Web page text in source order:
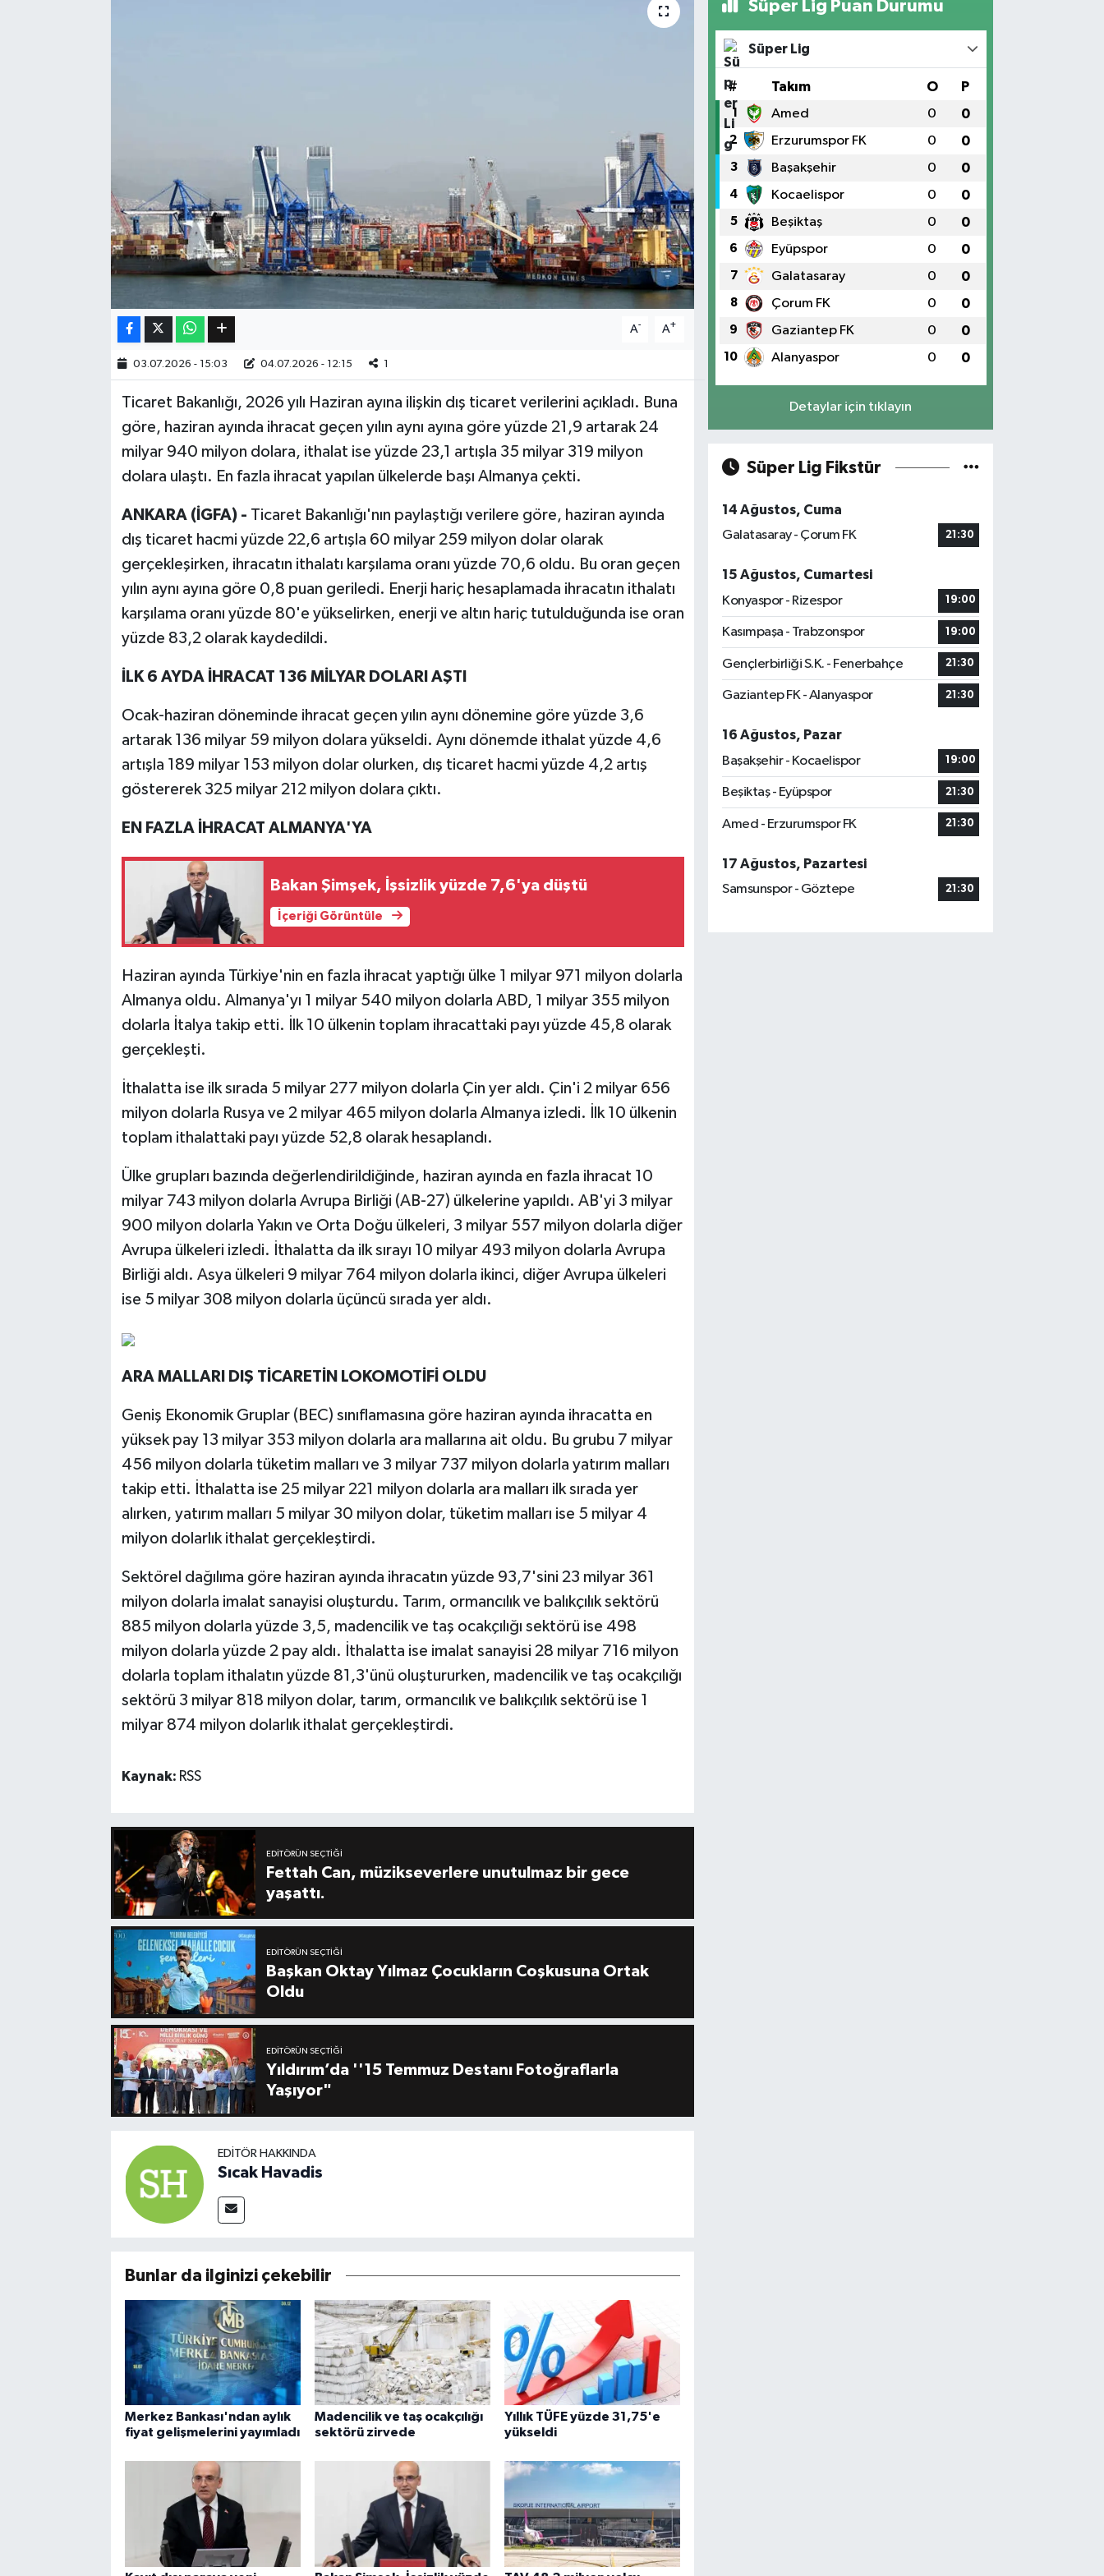
A- A+
03.07.2026 - 15:03 04.07.2026 - 12:15
Ticaret Bakanlığı, 2026 yılı Haziran ayına ilişkin dış ticaret verilerini açıkladı. Buna
göre, haziran ayında ihracat geçen yılın aynı ayına göre yüzde 21,9 artarak 24
milyar 940 milyon dolara, ithalat ise yüzde 23,1 artışla 35 milyar 319 milyon
dolara ulaştı. En fazla ihracat yapılan ülkelerde başı Almanya çekti.
ANKARA (İGFA) - Ticaret Bakanlığı'nın paylaştığı verilere göre, haziran ayında
dış ticaret hacmi yüzde 22,6 artışla 60 milyar 259 milyon dolar olarak
gerçekleşirken, ihracatın ithalatı karşılama oranı yüzde 70,6 oldu. Bu oran geçen
yılın aynı ayına göre 0,8 puan geriledi. Enerji hariç hesaplamada ihracatın ithalatı
karşılama oranı yüzde 80'e yükselirken, enerji ve altın hariç tutulduğunda ise oran
yüzde 83,2 olarak kaydedildi.
İLK 6 AYDA İHRACAT 136 MİLYAR DOLARI AŞTI
Ocak-haziran döneminde ihracat geçen yılın aynı dönemine göre yüzde 3,6
artarak 136 milyar 59 milyon dolara yükseldi. Aynı dönemde ithalat yüzde 4,6
artışla 189 milyar 153 milyon dolar olurken, dış ticaret hacmi yüzde 4,2 artış
göstererek 325 milyar 212 milyon dolara çıktı.
EN FAZLA İHRACAT ALMANYA'YA
Bakan Şimşek, İşsizlik yüzde 7,6'ya düştü
İçeriği Görüntüle
Haziran ayında Türkiye'nin en fazla ihracat yaptığı ülke 1 milyar 971 milyon dolarla
Almanya oldu. Almanya'yı 1 milyar 540 milyon dolarla ABD, 1 milyar 355 milyon
dolarla İtalya takip etti. İlk 10 ülkenin toplam ihracattaki payı yüzde 45,8 olarak
gerçekleşti.
İthalatta ise ilk sırada 5 milyar 277 milyon dolarla Çin yer aldı. Çin'i 2 milyar 656
milyon dolarla Rusya ve 2 milyar 465 milyon dolarla Almanya izledi. İlk 10 ülkenin
toplam ithalattaki payı yüzde 52,8 olarak hesaplandı.
Ülke grupları bazında değerlendirildiğinde, haziran ayında en fazla ihracat 10
milyar 743 milyon dolarla Avrupa Birliği (AB-27) ülkelerine yapıldı. AB'yi 3 milyar
900 milyon dolarla Yakın ve Orta Doğu ülkeleri, 3 milyar 557 milyon dolarla diğer
Avrupa ülkeleri izledi. İthalatta da ilk sırayı 10 milyar 493 milyon dolarla Avrupa
Birliği aldı. Asya ülkeleri 9 milyar 764 milyon dolarla ikinci, diğer Avrupa ülkeleri
ise 5 milyar 308 milyon dolarla üçüncü sırada yer aldı.
ARA MALLARI DIŞ TİCARETİN LOKOMOTİFİ OLDU
Geniş Ekonomik Gruplar (BEC) sınıflamasına göre haziran ayında ihracatta en
yüksek pay 13 milyar 353 milyon dolarla ara mallarına ait oldu. Bu grubu 7 milyar
456 milyon dolarla tüketim malları ve 3 milyar 737 milyon dolarla yatırım malları
takip etti. İthalatta ise 25 milyar 221 milyon dolarla ara malları ilk sırada yer
alırken, yatırım malları 5 milyar 30 milyon dolar, tüketim malları ise 5 milyar 4
milyon dolarlık ithalat gerçekleştirdi.
Sektörel dağılıma göre haziran ayında ihracatın yüzde 93,7'sini 23 milyar 361
milyon dolarla imalat sanayisi oluşturdu. Tarım, ormancılık ve balıkçılık sektörü
885 milyon dolarla yüzde 3,5, madencilik ve taş ocakçılığı sektörü ise 498
milyon dolarla yüzde 2 pay aldı. İthalatta ise imalat sanayisi 28 milyar 716 milyon
dolarla toplam ithalatın yüzde 81,3'ünü oluştururken, madencilik ve taş ocakçılığı
sektörü 3 milyar 818 milyon dolar, tarım, ormancılık ve balıkçılık sektörü ise 1
milyar 874 milyon dolarlık ithalat gerçekleştirdi.
Kaynak: RSS
EDITÖRÜN SEÇTIĞI
Fettah Can, müzikseverlere unutulmaz bir gece
yaşattı.
EDITÖRÜN SEÇTIĞI
Başkan Oktay Yılmaz Çocukların Coşkusuna Ortak
Oldu
EDITÖRÜN SEÇTIĞI
Yıldırım’da ''15 Temmuz Destanı Fotoğraflarla
Yaşıyor"
EDITÖR HAKKINDA
Sıcak Havadis
Bunlar da ilginizi çekebilir
Merkez Bankası'ndan aylık
fiyat gelişmelerini yayımladı
Madencilik ve taş ocakçılığı
sektörü zirvede
Yıllık TÜFE yüzde 31,75'e
yükseldi
Süper Lig Puan Durumu
Süper Lig
# Takım O P
1 Amed 0 0
2 Erzurumspor FK 0 0
3 Başakşehir 0 0
4 Kocaelispor 0 0
5 Beşiktaş 0 0
6 Eyüpspor 0 0
7 Galatasaray 0 0
8 Çorum FK 0 0
9 Gaziantep FK 0 0
10 Alanyaspor 0 0
Detaylar için tıklayın
Süper Lig Fikstür
14 Ağustos, Cuma
Galatasaray - Çorum FK
21:30
15 Ağustos, Cumartesi
Konyaspor - Rizespor
19:00
Kasımpaşa - Trabzonspor 19:00
Gençlerbirliği S.K. - Fenerbahçe 21:30
Gaziantep FK - Alanyaspor 21:30
16 Ağustos, Pazar
Başakşehir - Kocaelispor
19:00
Beşiktaş - Eyüpspor 21:30
Amed - Erzurumspor FK 21:30
17 Ağustos, Pazartesi
Samsunspor - Göztepe
21:30
Kültür & Sanat
Bilim, Teknoloji